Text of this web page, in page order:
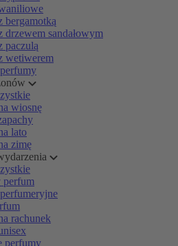
bergamotką
drzewem sandałowym
paczulą
wetiwerem
wiosnę
lato
zimę
rachunek
perfumy